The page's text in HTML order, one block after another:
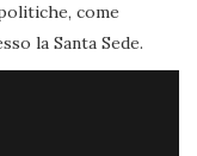
come
la Santa Sede.